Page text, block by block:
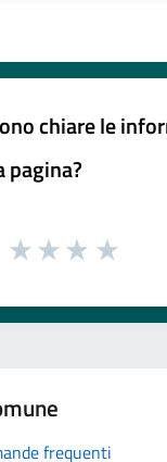
chiare le
pagina?
frequenti